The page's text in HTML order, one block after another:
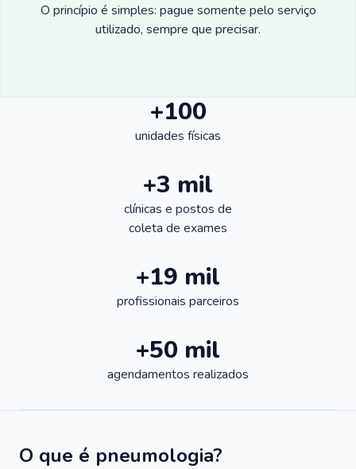
O princípio é simples: pague somente pelo serviço
utilizado, sempre que precisar.
+100
unidades físicas
+3 mil
clínicas e postos de
coleta de exames
+19 mil
profissionais parceiros
+50 mil
agendamentos realizados
O que é pneumologia?